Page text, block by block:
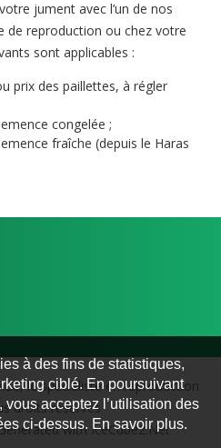
jument avec l’un de nos
de reproduction ou chez votre
sont applicables :
prix des paillettes, à régler
congelée ;
fraîche (depuis le Haras
le spécialiste en reproduction
droits réservés
with IceCube2.Net
à des fins de statistiques,
ciblé. En poursuivant
acceptez l’utilisation des
ci-dessus. En savoir plus.